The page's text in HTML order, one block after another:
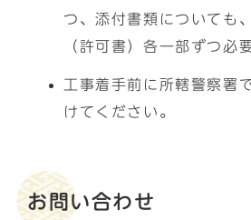
つ、添付書類についても
（許可書）各一部ずつ必
工事着手前に所轄警察署
けてください。
お問い合わせ